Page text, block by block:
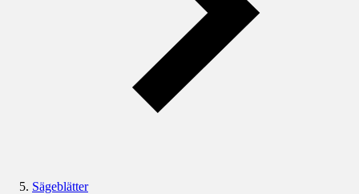
Sägeblätter